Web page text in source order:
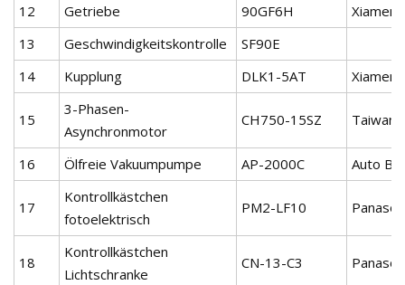
12
Getriebe 90GF6H
Xiamen
13
Geschwindigkeitskontrolle
SF90E
14
Kupplung DLK1-5AT Xiamen
15
3-Phasen-
Asynchronmotor
CH750-15SZ Taiwan
16 Ölfreie Vakuumpumpe AP-2000C Auto Bo
17
Kontrollkästchen
fotoelektrisch
PM2-LF10
18
Kontrollkästchen
Lichtschranke
CN-13-C3